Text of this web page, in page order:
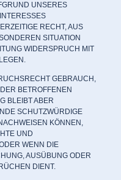
UNSERES
RECHT, AUS
SITUATION
WIDERSPRUCH MIT
GEBRAUCH,
BETROFFENEN
BLEIBT ABER
SCHUTZWÜRDIGE
KÖNNEN,
UND
WENN DIE
AUSÜBUNG ODER
DIENT.